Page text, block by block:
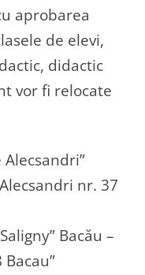
aprobarea
de elevi,
didactic
vor fi relocate
Alecsandri”
nr. 37
Bacău –